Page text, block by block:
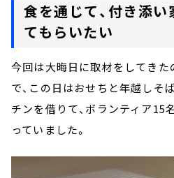
食を通じて、付き添
てもらいたい
今回は大晦日に取材をしてきた
で、この日はおせちと年越しそ
チンを借りて、ボランティア15
っていました。